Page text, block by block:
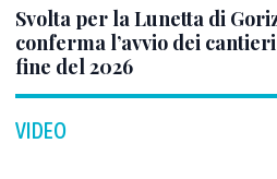
Svolta per la Lunetta di
conferma l’avvio dei
fine del 2026
VIDEO